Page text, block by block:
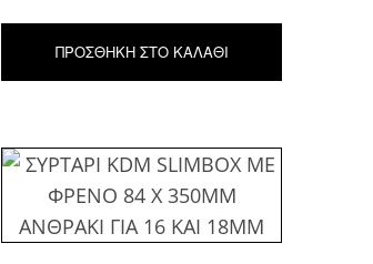
ΠΡΟΣΘΉΚΗ ΣΤΟ ΚΑΛΆΘΙ